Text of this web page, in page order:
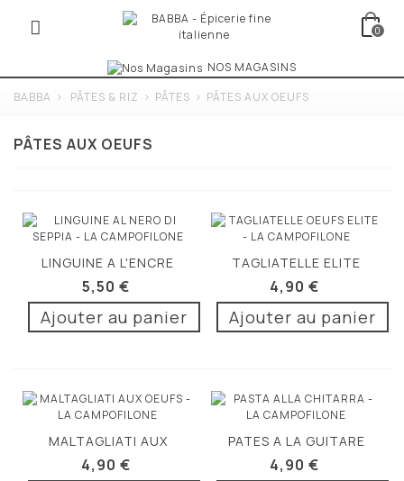
0
NOS MAGASINS
BABBA > PÂTES & RIZ > PÂTES > PÂTES AUX OEUFS
PÂTES AUX OEUFS
LINGUINE A L'ENCRE
DE...
5,50 €
Ajouter au panier
TAGLIATELLE ELITE
250G
4,90 €
Ajouter au panier
MALTAGLIATI AUX
OEUFS 250G
4,90 €
PATES A LA GUITARE
250G
4,90 €